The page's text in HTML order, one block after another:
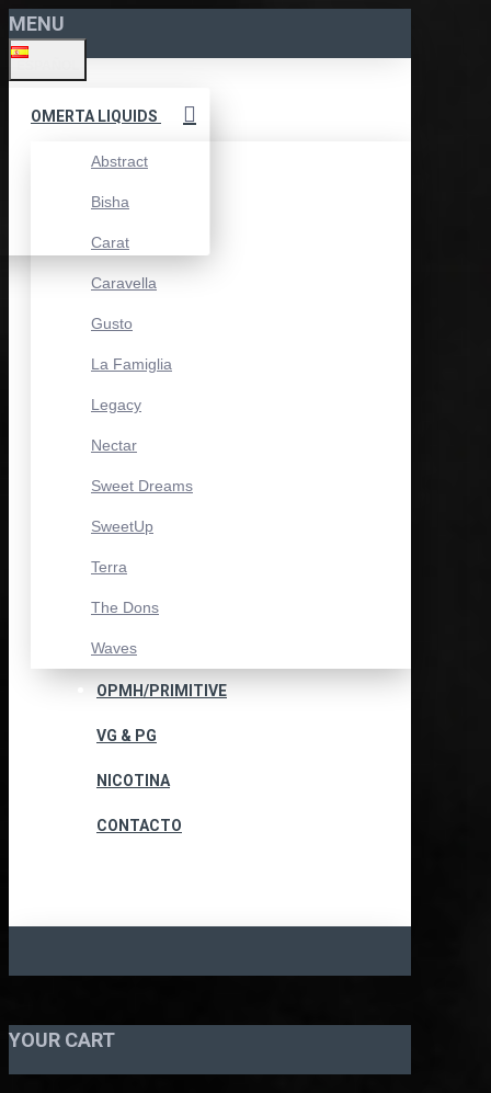
MENU
OMERTA LIQUIDS
Abstract
Bisha
Carat
Caravella
Gusto
La Famiglia
Legacy
Nectar
Sweet Dreams
SweetUp
Terra
The Dons
Waves
OPMH/PRIMITIVE
VG & PG
NICOTINA
CONTACTO
YOUR CART